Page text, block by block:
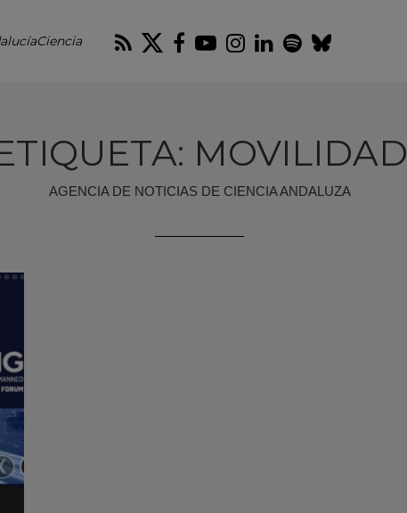
RSS Twitter
Facebook
Youtube
Instagram
LinkedIn
Spotify
Bluesky
MOVILIDAD
AGENCIA DE NOTICIAS DE CIENCIA ANDALUZA